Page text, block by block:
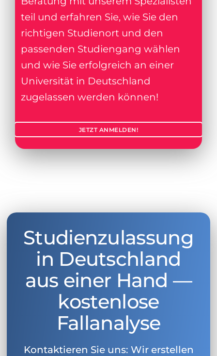
teil und erfahren Sie, wie Sie den
richtigen Studienort und den
passenden Studiengang wählen
und wie Sie erfolgreich an einer
Universität in Deutschland
zugelassen werden können!
JETZT ANMELDEN!
Studienzulassung
in Deutschland
aus einer Hand —
kostenlose
Fallanalyse
Kontaktieren Sie uns: Wir erstellen